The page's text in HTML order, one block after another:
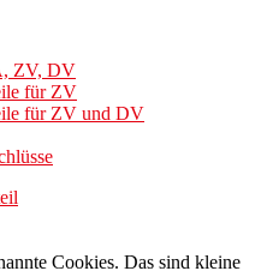
ZV, DV
für ZV
für ZV und DV
Cookies. Das sind kleine